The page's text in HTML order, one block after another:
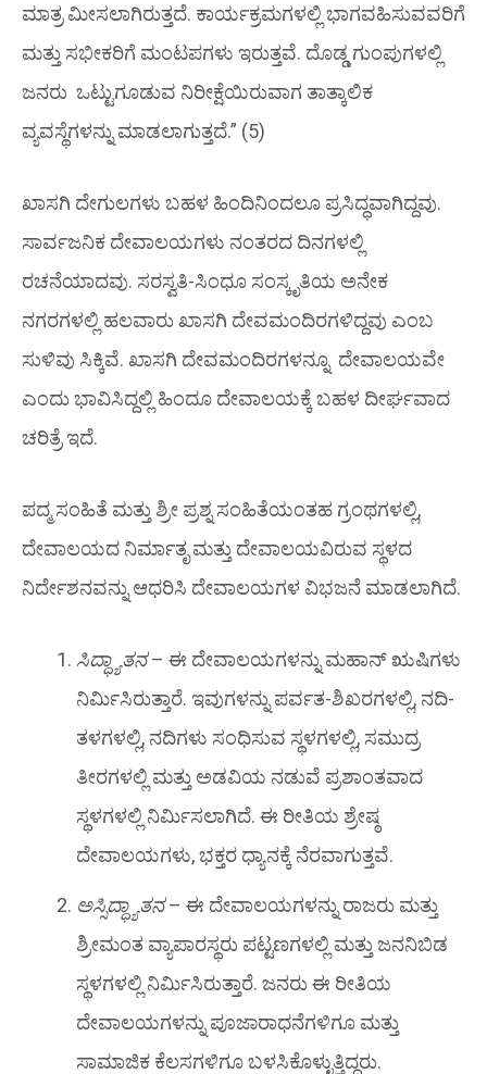
ಮಾತ್ರ ಮೀಸಲಾಗಿರುತ್ತದೆ. ಕಾರ್ಯಕ್ರಮಗಳಲ್ಲಿ ಭಾಗವಹಿಸುವವರಿಗೆ
ಮತ್ತು ಸಭೀಕರಿಗೆ ಮಂಟಪಗಳು ಇರುತ್ತವೆ. ದೊಡ್ಡ ಗುಂಪುಗಳಲ್ಲಿ
ಜನರು ಒಟ್ಟುಗೂಡುವ ನಿರೀಕ್ಷೆಯಿರುವಾಗ ತಾತ್ಕಾಲಿಕ
ವ್ಯವಸ್ಥೆಗಳನ್ನು ಮಾಡಲಾಗುತ್ತದೆ.” (5)
ಖಾಸಗಿ ದೇಗುಲಗಳು ಬಹಳ ಹಿಂದಿನಿಂದಲೂ ಪ್ರಸಿದ್ಧವಾಗಿದ್ದವು.
ಸಾರ್ವಜನಿಕ ದೇವಾಲಯಗಳು ನಂತರದ ದಿನಗಳಲ್ಲಿ
ರಚನೆಯಾದವು. ಸರಸ್ವತಿ-ಸಿಂಧೂ ಸಂಸ್ಕೃತಿಯ ಅನೇಕ
ನಗರಗಳಲ್ಲಿ ಹಲವಾರು ಖಾಸಗಿ ದೇವಮಂದಿರಗಳಿದ್ದವು ಎಂಬ
ಸುಳಿವು ಸಿಕ್ಕಿವೆ. ಖಾಸಗಿ ದೇವಮಂದಿರಗಳನ್ನೂ ದೇವಾಲಯವೇ
ಎಂದು ಭಾವಿಸಿದ್ದಲ್ಲಿ ಹಿಂದೂ ದೇವಾಲಯಕ್ಕೆ ಬಹಳ ದೀರ್ಘವಾದ
ಚರಿತ್ರೆ ಇದೆ.
ಪದ್ಮ ಸಂಹಿತೆ ಮತ್ತು ಶ್ರೀ ಪ್ರಶ್ನ ಸಂಹಿತೆಯಂತಹ ಗ್ರಂಥಗಳಲ್ಲಿ,
ದೇವಾಲಯದ ನಿರ್ಮಾತೃ ಮತ್ತು ದೇವಾಲಯವಿರುವ ಸ್ಥಳದ
ನಿರ್ದೇಶನವನ್ನು ಆಧರಿಸಿ ದೇವಾಲಯಗಳ ವಿಭಜನೆ ಮಾಡಲಾಗಿದೆ.
ಸಿದ್ಧ್ಯಾತನ– ಈ ದೇವಾಲಯಗಳನ್ನು ಮಹಾನ್ ಋಷಿಗಳು
ನಿರ್ಮಿಸಿರುತ್ತಾರೆ. ಇವುಗಳನ್ನು ಪರ್ವತ-ಶಿಖರಗಳಲ್ಲಿ, ನದಿ-
ತಳಗಳಲ್ಲಿ, ನದಿಗಳು ಸಂಧಿಸುವ ಸ್ಥಳಗಳಲ್ಲಿ, ಸಮುದ್ರ
ತೀರಗಳಲ್ಲಿ ಮತ್ತು ಅಡವಿಯ ನಡುವೆ ಪ್ರಶಾಂತವಾದ
ಸ್ಥಳಗಳಲ್ಲಿ ನಿರ್ಮಿಸಲಾಗಿದೆ. ಈ ರೀತಿಯ ಶ್ರೇಷ್ಠ
ದೇವಾಲಯಗಳು, ಭಕ್ತರ ಧ್ಯಾನಕ್ಕೆ ನೆರವಾಗುತ್ತವೆ.
ಅಸ್ಸಿದ್ಧ್ಯಾತನ– ಈ ದೇವಾಲಯಗಳನ್ನು ರಾಜರು ಮತ್ತು
ಶ್ರೀಮಂತ ವ್ಯಾಪಾರಸ್ಥರು ಪಟ್ಟಣಗಳಲ್ಲಿ ಮತ್ತು ಜನನಿಬಿಡ
ಸ್ಥಳಗಳಲ್ಲಿ ನಿರ್ಮಿಸಿರುತ್ತಾರೆ. ಜನರು ಈ ರೀತಿಯ
ದೇವಾಲಯಗಳನ್ನು ಪೂಜಾರಾಧನೆಗಳಿಗೂ ಮತ್ತು
ಸಾಮಾಜಿಕ ಕೆಲಸಗಳಿಗೂ ಬಳಸಿಕೊಳ್ಳುತ್ತಿದ್ದರು.